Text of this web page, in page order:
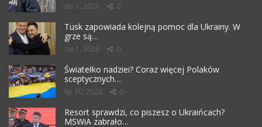
sie 1, 2026 0
Tusk zapowiada kolejną pomoc dla Ukrainy. W
grze są…
sie 1, 2026 0
Światełko nadziei? Coraz więcej Polaków
sceptycznych…
lip 30, 2026 0
Resort sprawdzi, co piszesz o Ukraińcach?
MSWiA zabrało…